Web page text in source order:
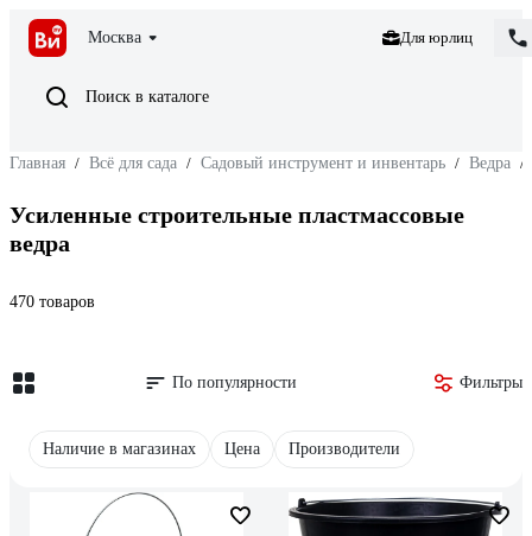
Москва Для юрлиц
Поиск в каталоге
Главная / Всё для сада / Садовый инструмент и инвентарь / Ведра /
Усиленные строительные пластмассовые
ведра
470 товаров
По популярности Фильтры
Наличие в магазинах Цена Производители